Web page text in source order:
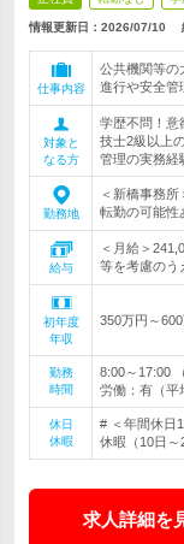
情報更新日：2026/07/10
仕事内容
公共機関等の
進行や安全管
対象と
なる方
学歴不問！意
技士2級以上
管理の実務経
勤務地
＜新橋事務
転勤の可能性
給与
＜月給＞
等を考慮の
初年度
年収
350万円～
勤務
時間
8:00～17:00
労働：有（平
休日
休暇
# ＜年間休日
休暇（10日
求人詳細を